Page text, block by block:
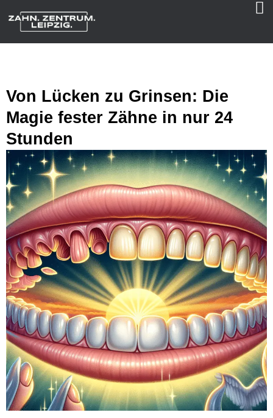
Von Lücken zu Grinsen: Die
Magie fester Zähne in nur 24
Stunden